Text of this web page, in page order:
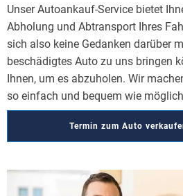
Unser Autoankauf-Service bietet
Abholung und Abtransport Ihres
sich also keine Gedanken darüber
beschädigtes Auto zu uns bringen
Ihnen, um es abzuholen. Wir
so einfach und bequem wie
Termin zum Auto